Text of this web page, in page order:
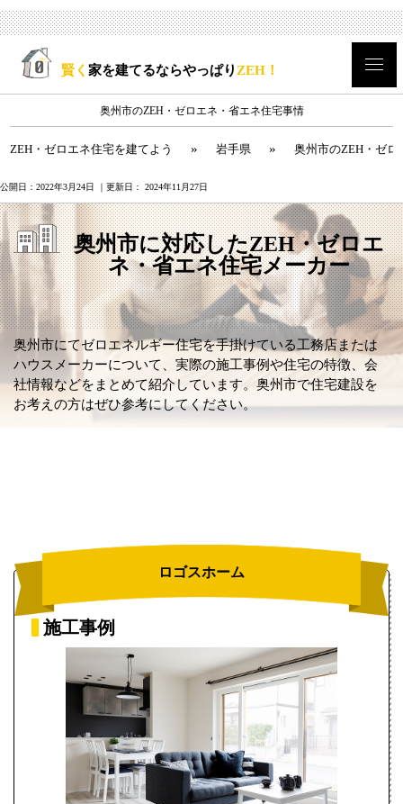
奥州市のZEH・ゼロエネ・省エネ住宅事情
賢く 家を建てるならやっぱり ZEH！
ZEH・ゼロエネ住宅を建てよう » 岩手県 » 奥州市のZEH・ゼ
公開日： 2022年3月24日 ｜更新日： 2024年11月27日
奥州市に対応したZEH・ゼロエ
ネ・省エネ住宅メーカー
奥州市にてゼロエネルギー住宅を手掛けている工務店または
ハウスメーカーについて、実際の施工事例や住宅の特徴、会
社情報などをまとめて紹介しています。奥州市で住宅建設を
お考えの方はぜひ参考にしてください。
施工事例
ロゴスホーム